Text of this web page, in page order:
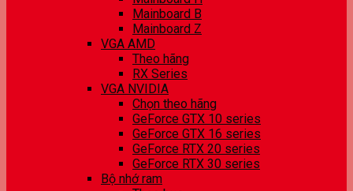
Mainboard B
Mainboard Z
VGA AMD
Theo hãng
RX Series
VGA NVIDIA
Chọn theo hãng
GeForce GTX 10 series
GeForce GTX 16 series
GeForce RTX 20 series
GeForce RTX 30 series
Bộ nhớ ram